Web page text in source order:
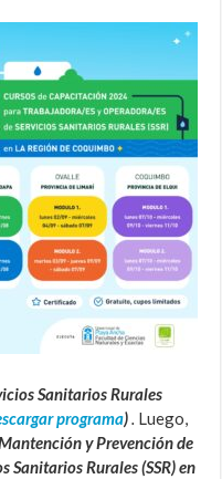
Sanitarios Rurales
programa). Luego,
y Prevención de
Sanitarios Rurales (SSR) en